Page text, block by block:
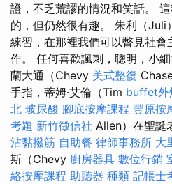
證，不乏荒謬的情況和笑話。
的，但仍然很有趣。 朱利（Juli
練習，在那裡我們可以瞥見社
作。 任何喜歡諷刺，聰明，小
蘭大通（Chevy 美式整復
手指，蒂姆·艾倫（Tim buffet外
北 玻尿酸 腳底按摩課程 豐原按
考題 新竹徵信社 Allen）在聖誕
沾黏撥筋 自助餐 律師事務所 大
斯（Chevy 廚房器具 數位行銷
絡按摩課程 助聽器 種類 記帳士